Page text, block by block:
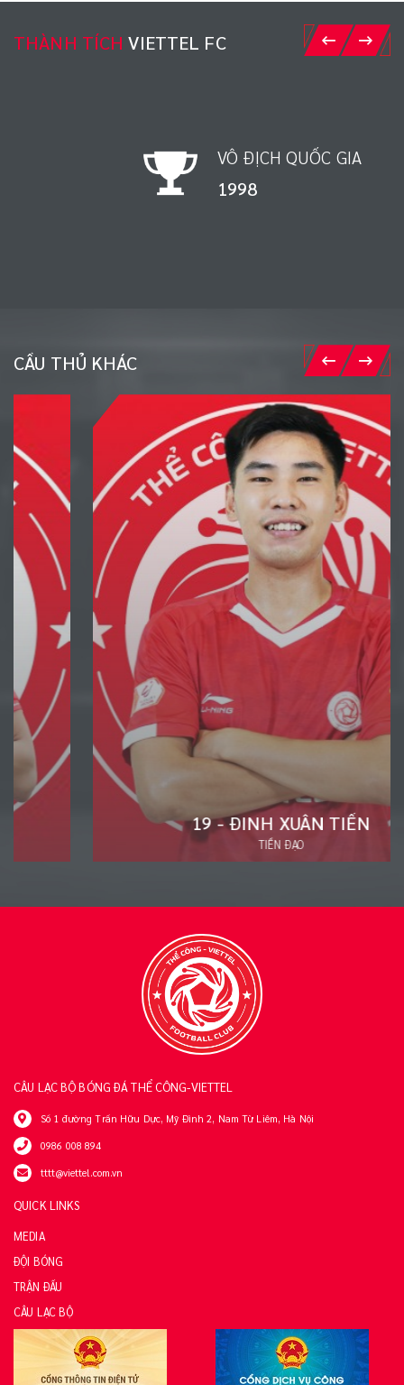
THÀNH TÍCHVIETTEL FC
VÔ ĐỊCH QUỐC GIA
1998
CẦU THỦ KHÁC
19 - ĐINH XUÂN TIẾN
TIỀN ĐẠO
CÂU LẠC BỘ BÓNG ĐÁ THỂ CÔNG-VIETTEL
Số 1 đường Trần Hữu Dực, Mỹ Đình 2, Nam Từ Liêm, Hà Nội
0986 008 894
tttt@viettel.com.vn
QUICK LINKS
MEDIA
ĐỘI BÓNG
TRẬN ĐẤU
CÂU LẠC BỘ